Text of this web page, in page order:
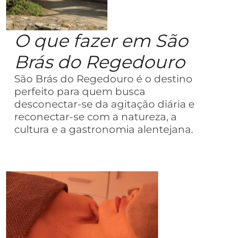
O que fazer em São
Brás do Regedouro
São Brás do Regedouro é o destino
perfeito para quem busca
desconectar-se da agitação diária e
reconectar-se com a natureza, a
cultura e a gastronomia alentejana.